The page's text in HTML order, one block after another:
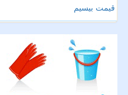
قیمت بیسیم